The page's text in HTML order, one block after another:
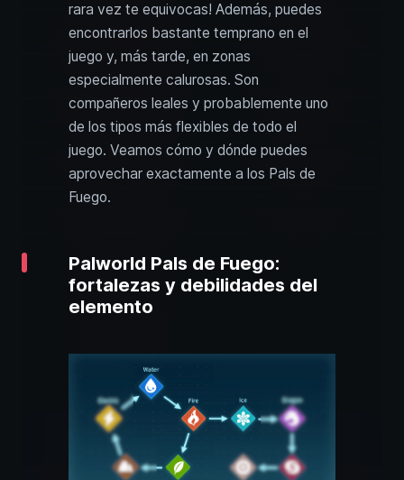
rara vez te equivocas! Además, puedes
encontrarlos bastante temprano en el
juego y, más tarde, en zonas
especialmente calurosas. Son
compañeros leales y probablemente uno
de los tipos más flexibles de todo el
juego. Veamos cómo y dónde puedes
aprovechar exactamente a los Pals de
Fuego.
Palworld Pals de Fuego:
fortalezas y debilidades del
elemento